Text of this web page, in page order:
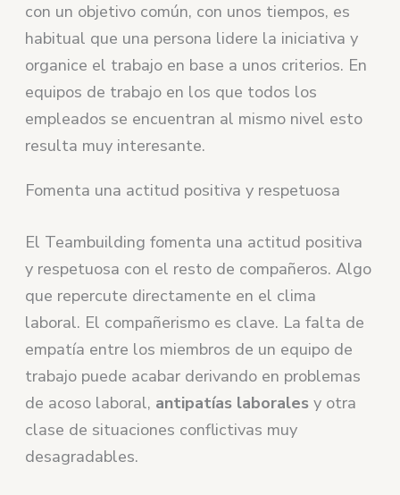
con un objetivo común, con unos tiempos, es
habitual que una persona lidere la iniciativa y
organice el trabajo en base a unos criterios. En
equipos de trabajo en los que todos los
empleados se encuentran al mismo nivel esto
resulta muy interesante.
Fomenta una actitud positiva y respetuosa
El Teambuilding fomenta una actitud positiva
y respetuosa con el resto de compañeros. Algo
que repercute directamente en el clima
laboral. El compañerismo es clave. La falta de
empatía entre los miembros de un equipo de
trabajo puede acabar derivando en problemas
de acoso laboral, antipatías laborales y otra
clase de situaciones conflictivas muy
desagradables.